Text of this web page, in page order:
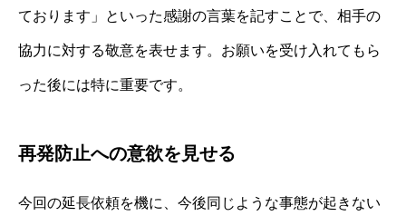
ております」といった感謝の言葉を記すことで、相手の
協力に対する敬意を表せます。お願いを受け入れてもら
った後には特に重要です。
再発防止への意欲を見せる
今回の延長依頼を機に、今後同じような事態が起きない